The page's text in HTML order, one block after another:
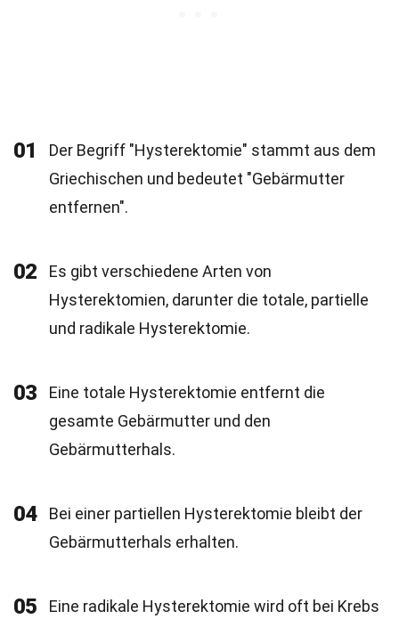
01
Der Begriff "Hysterektomie" stammt aus dem
Griechischen und bedeutet "Gebärmutter
entfernen".
02
Es gibt verschiedene Arten von
Hysterektomien, darunter die totale, partielle
und radikale Hysterektomie.
03
Eine totale Hysterektomie entfernt die
gesamte Gebärmutter und den
Gebärmutterhals.
04
Bei einer partiellen Hysterektomie bleibt der
Gebärmutterhals erhalten.
05
Eine radikale Hysterektomie wird oft bei Krebs